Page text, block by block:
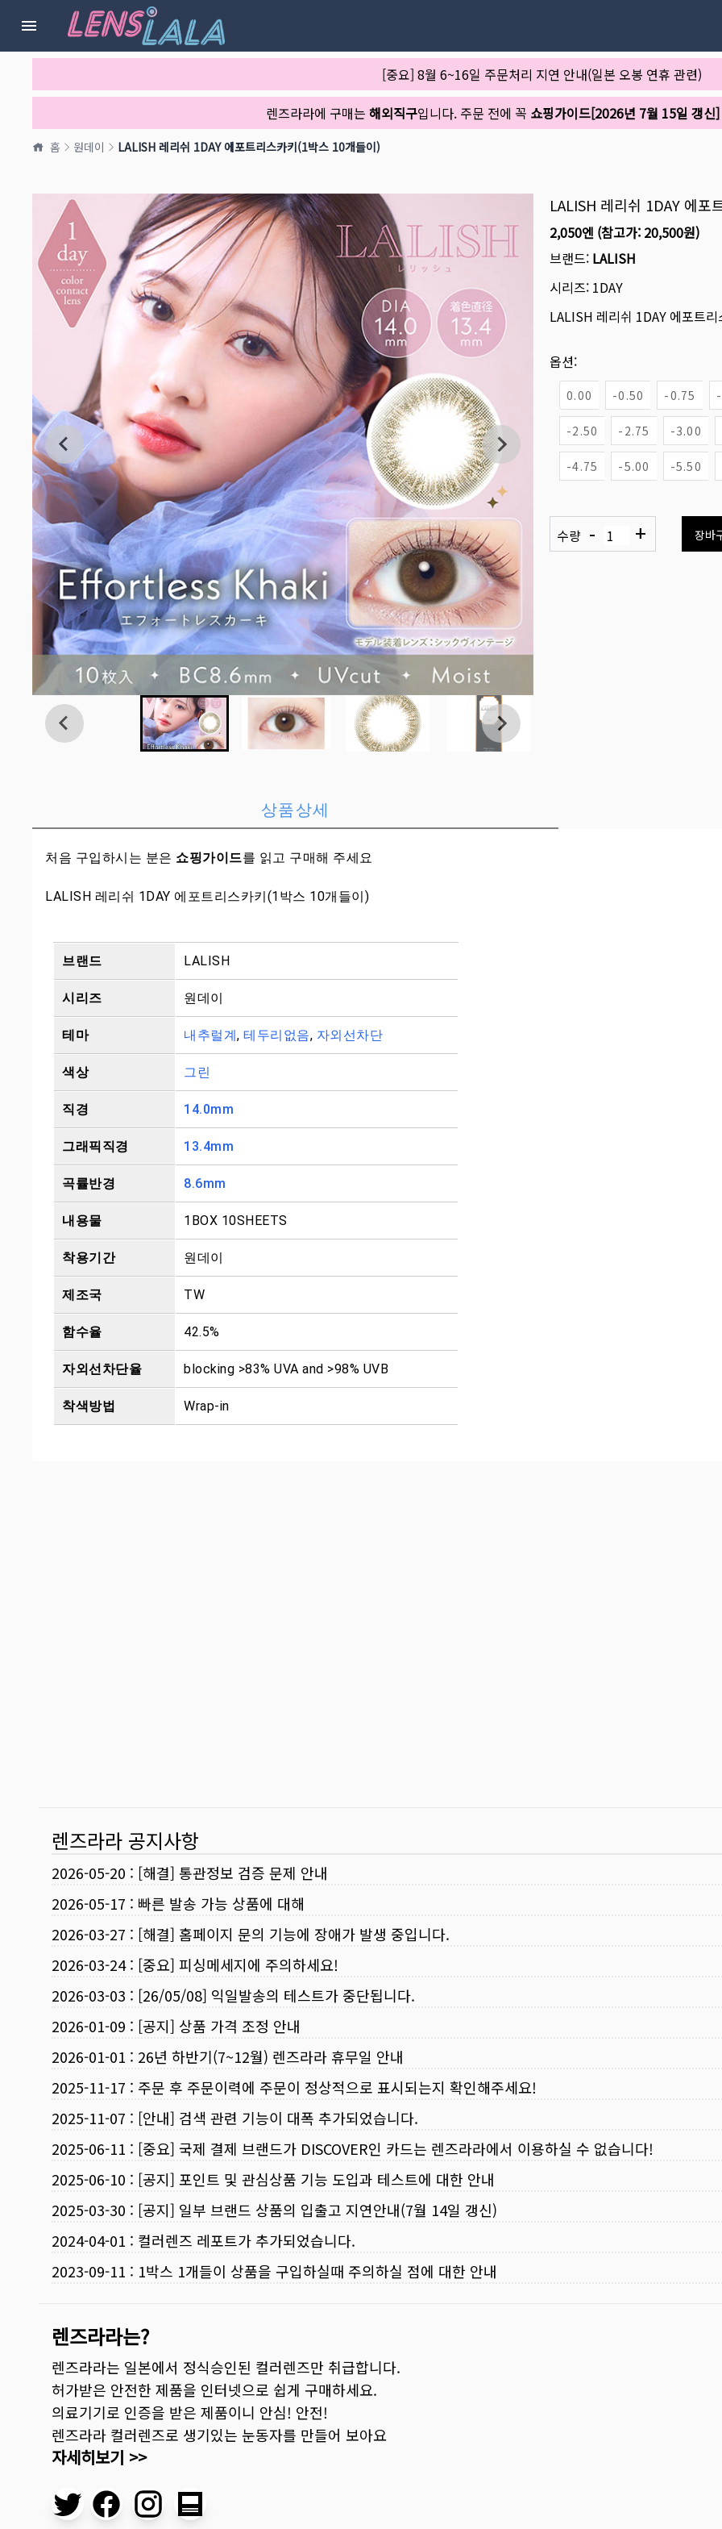
[중요] 8월 6~16일 주문처리 지연 안내(일본 오봉 연휴 관련)
렌즈라라에 구매는 해외직구입니다. 주문 전에 꼭 쇼핑가이드[2026년 7월 15일 갱신]
홈 원데이 LALISH 레리쉬 1DAY 에포트리스카키(1박스 10개들이)
LALISH 레리쉬 1DAY 에포
2,050엔 (참고가: 20,500원)
브랜드: LALISH
시리즈: 1DAY
LALISH 레리쉬 1DAY 에포트
옵션:
0.00 -0.50 -0.75
-2.50 -2.75 -3.00
-4.75 -5.00 -5.50
수량 - + 장바
상품상세
처음 구입하시는 분은 쇼핑가이드를 읽고 구매해 주세요
LALISH 레리쉬 1DAY 에포트리스카키(1박스 10개들이)
브랜드 LALISH
시리즈 원데이
테마 내추럴계, 테두리없음, 자외선차단
색상 그린
직경 14.0mm
그래픽직경 13.4mm
곡률반경 8.6mm
내용물 1BOX 10SHEETS
착용기간 원데이
제조국 TW
함수율 42.5%
자외선차단율 blocking >83% UVA and >98% UVB
착색방법 Wrap-in
렌즈라라 공지사항
2026-05-20 : [해결] 통관정보 검증 문제 안내
2026-05-17 : 빠른 발송 가능 상품에 대해
2026-03-27 : [해결] 홈페이지 문의 기능에 장애가 발생 중입니다.
2026-03-24: [중요] 피싱메세지에 주의하세요!
2026-03-03 : [26/05/08] 익일발송의 테스트가 중단됩니다.
2026-01-09 : [공지] 상품 가격 조정 안내
2026-01-01 : 26년 하반기(7~12월) 렌즈라라 휴무일 안내
2025-11-17 : 주문 후 주문이력에 주문이 정상적으로 표시되는지 확인해주세요!
2025-11-07 : [안내] 검색 관련 기능이 대폭 추가되었습니다.
2025-06-11 : [중요] 국제 결제 브랜드가 DISCOVER인 카드는 렌즈라라에서 이용하실 수 없습니다!
2025-06-10 : [공지] 포인트 및 관심상품 기능 도입과 테스트에 대한 안내
2025-03-30 : [공지] 일부 브랜드 상품의 입출고 지연안내(7월 14일 갱신)
2024-04-01 : 컬러렌즈 레포트가 추가되었습니다.
2023-09-11 : 1박스 1개들이 상품을 구입하실때 주의하실 점에 대한 안내
렌즈라라는?
렌즈라라는 일본에서 정식승인된 컬러렌즈만 취급합니다.
허가받은 안전한 제품을 인터넷으로 쉽게 구매하세요.
의료기기로 인증을 받은 제품이니 안심! 안전!
렌즈라라 컬러렌즈로 생기있는 눈동자를 만들어 보아요
자세히보기 >>